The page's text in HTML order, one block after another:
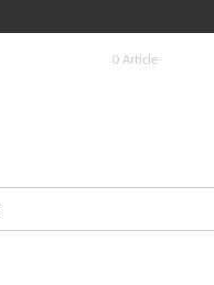
0 Article